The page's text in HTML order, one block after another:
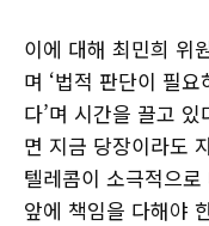
이에 대해 최민희 위
며 ‘법적 판단이 필
다’며 시간을 끌고
면 지금 당장이라도
텔레콤이 소극적으
앞에 책임을 다해야